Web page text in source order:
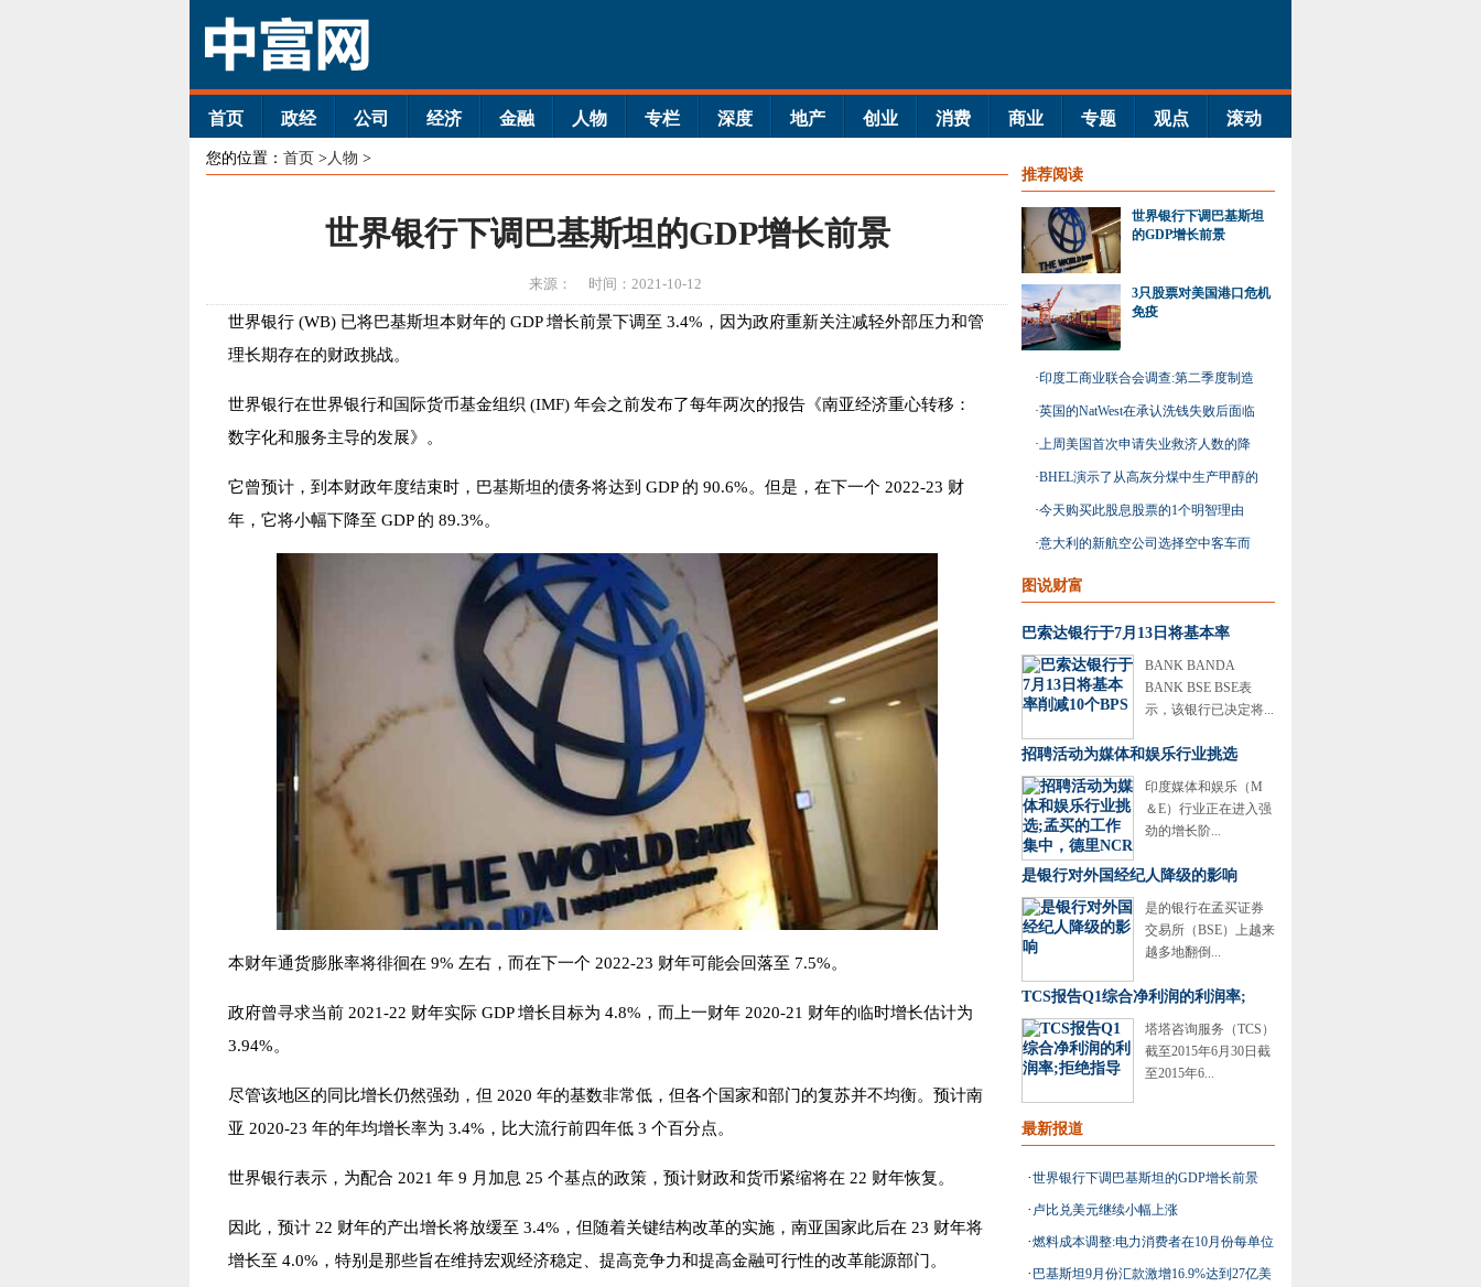
首页 政经 公司 经济 金融 人物 专栏 深度 地产 创业 消费 商业 专题 观点 滚动
您的位置： 首页 >人物 >
世界银行下调巴基斯坦的GDP增长前景
来源： 时间：2021-10-12
世界银行 (WB) 已将巴基斯坦本财年的 GDP 增长前景下调至 3.4%，因为政府重新关注减轻外部压力和管
理长期存在的财政挑战。
世界银行在世界银行和国际货币基金组织 (IMF) 年会之前发布了每年两次的报告《南亚经济重心转移：
数字化和服务主导的发展》。
它曾预计，到本财政年度结束时，巴基斯坦的债务将达到 GDP 的 90.6%。但是，在下一个 2022-23 财
年，它将小幅下降至 GDP 的 89.3%。
本财年通货膨胀率将徘徊在 9% 左右，而在下一个 2022-23 财年可能会回落至 7.5%。
政府曾寻求当前 2021-22 财年实际 GDP 增长目标为 4.8%，而上一财年 2020-21 财年的临时增长估计为
3.94%。
尽管该地区的同比增长仍然强劲，但 2020 年的基数非常低，但各个国家和部门的复苏并不均衡。预计南
亚 2020-23 年的年均增长率为 3.4%，比大流行前四年低 3 个百分点。
世界银行表示，为配合 2021 年 9 月加息 25 个基点的政策，预计财政和货币紧缩将在 22 财年恢复。
因此，预计 22 财年的产出增长将放缓至 3.4%，但随着关键结构改革的实施，南亚国家此后在 23 财年将
增长至 4.0%，特别是那些旨在维持宏观经济稳定、提高竞争力和提高金融可行性的改革能源部门。
推荐阅读
世界银行下调巴基斯坦
的GDP增长前景
3只股票对美国港口危机
免疫
·印度工商业联合会调查:第二季度制造
业前景改善;商业
·英国的NatWest在承认洗钱失败后面临
3.4亿英镑的罚款
·上周美国首次申请失业救济人数的降
幅为6月底以来最
·BHEL演示了从高灰分煤中生产甲醇的
技术
·今天购买此股息股票的1个明智理由
·意大利的新航空公司选择空中客车而
不是波音
图说财富
巴索达银行于7月13日将基本率
BANK BANDA
BANK BSE BSE表
示，该银行已决定将...
招聘活动为媒体和娱乐行业挑选
印度媒体和娱乐（M
＆E）行业正在进入强
劲的增长阶...
是银行对外国经纪人降级的影响
是的银行在孟买证券
交易所（BSE）上越来
越多地翻倒...
TCS报告Q1综合净利润的利润率;
塔塔咨询服务（TCS）
截至2015年6月30日截
至2015年6...
最新报道
·世界银行下调巴基斯坦的GDP增长前景
· 卢比兑美元继续小幅上涨
·燃料成本调整:电力消费者在10月份每单位
额外支付1.95卢比
· 巴基斯坦9月份汇款激增16.9%达到27亿美